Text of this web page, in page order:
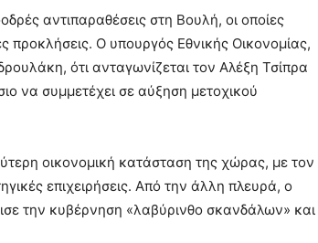
αντιπαραθέσεις στη Βουλή, οι οποίες
προκλήσεις. Ο υπουργός Εθνικής Οικονομίας,
ότι ανταγωνίζεται τον Αλέξη Τσίπρα
να συμμετέχει σε αύξηση μετοχικού
οικονομική κατάσταση της χώρας, με τον
επιχειρήσεις. Από την άλλη πλευρά, ο
την κυβέρνηση «λαβύρινθο σκανδάλων» και